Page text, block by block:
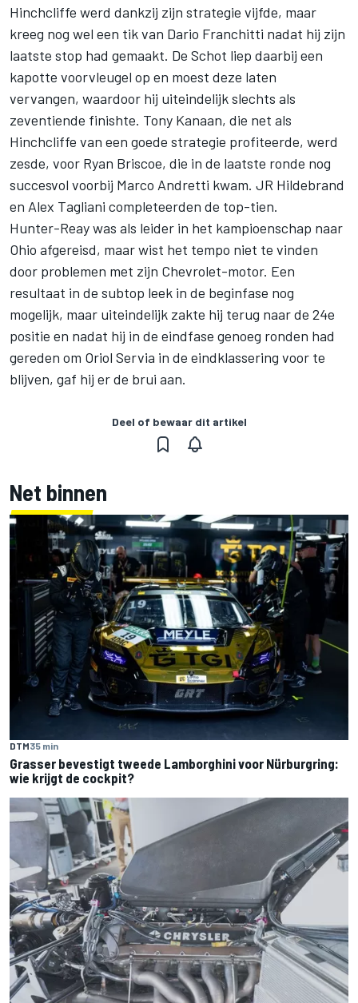
Hinchcliffe werd dankzij zijn strategie vijfde, maar
kreeg nog wel een tik van Dario Franchitti nadat hij zijn
laatste stop had gemaakt. De Schot liep daarbij een
kapotte voorvleugel op en moest deze laten
vervangen, waardoor hij uiteindelijk slechts als
zeventiende finishte. Tony Kanaan, die net als
Hinchcliffe van een goede strategie profiteerde, werd
zesde, voor Ryan Briscoe, die in de laatste ronde nog
succesvol voorbij Marco Andretti kwam. JR Hildebrand
en Alex Tagliani completeerden de top-tien.
Hunter-Reay was als leider in het kampioenschap naar
Ohio afgereisd, maar wist het tempo niet te vinden
door problemen met zijn Chevrolet-motor. Een
resultaat in de subtop leek in de beginfase nog
mogelijk, maar uiteindelijk zakte hij terug naar de 24e
positie en nadat hij in de eindfase genoeg ronden had
gereden om Oriol Servia in de eindklassering voor te
blijven, gaf hij er de brui aan.
Deel of bewaar dit artikel
Net binnen
DTM35 min
Grasser bevestigt tweede Lamborghini voor Nürburgring:
wie krijgt de cockpit?